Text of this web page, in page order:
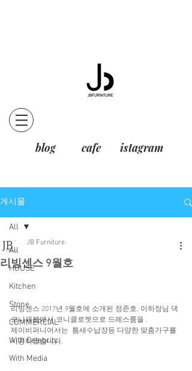
blog cafe istagram
게시물
All
HOUSE
Kitchen
Stone
COMMERCIAL
With Celebrity
With Media
All
리빙센스 9월호
JB Furniture
리빙센스 2017년 9월호에 소개된 정준호, 이하정님 댁
코니페블에서 코니클로젯으로 드레스룸을 .
제이비퍼니어서는  틈새수납장등 다양한 맞춤가구를
시공하였습니다.